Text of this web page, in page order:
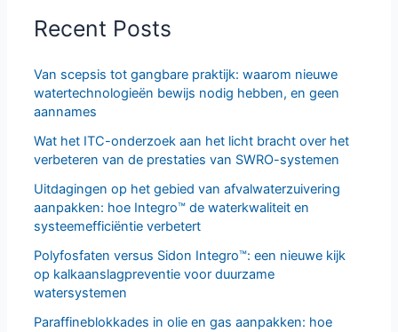
Recent Posts
Van scepsis tot gangbare praktijk: waarom nieuwe
watertechnologieën bewijs nodig hebben, en geen
aannames
Wat het ITC-onderzoek aan het licht bracht over het
verbeteren van de prestaties van SWRO-systemen
Uitdagingen op het gebied van afvalwaterzuivering
aanpakken: hoe Integro™ de waterkwaliteit en
systeemefficiëntie verbetert
Polyfosfaten versus Sidon Integro™: een nieuwe kijk
op kalkaanslagpreventie voor duurzame
watersystemen
Paraffineblokkades in olie en gas aanpakken: hoe